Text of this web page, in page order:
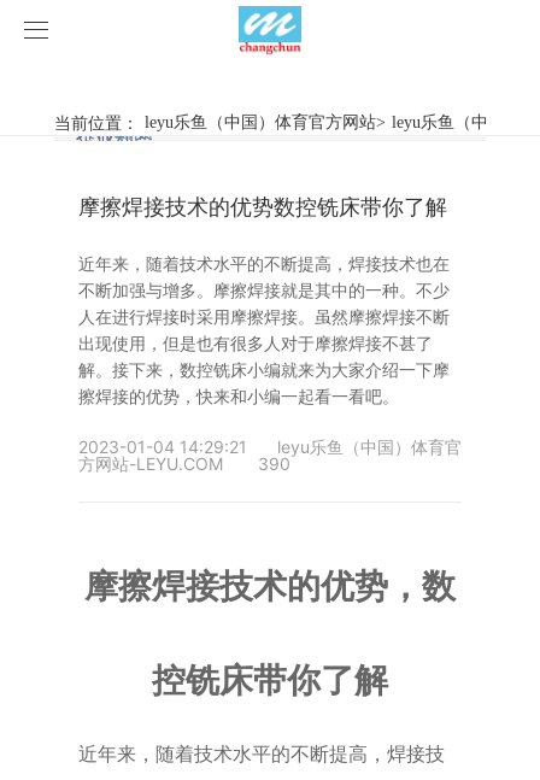
leyu乐鱼（中国）体育官方网站
旋弧焊机
摩擦焊机
惯性摩擦焊机
连续驱动摩擦焊机
数控铣床
普通铣床
其他机床
产品视频
leyu乐鱼（中国）体育官方网站
行业新闻
企业动态
案例展示
客户案例
荣誉资质
关于我们
当前位置： leyu乐鱼（中国）体育官方网站> leyu乐鱼（中国）
行业新闻
企业动态
摩擦焊接技术的优势数控铣床带你了解
近年来，随着技术水平的不断提高，焊接技术也在
不断加强与增多。摩擦焊接就是其中的一种。不少
人在进行焊接时采用摩擦焊接。虽然摩擦焊接不断
出现使用，但是也有很多人对于摩擦焊接不甚了
解。接下来，数控铣床小编就来为大家介绍一下摩
擦焊接的优势，快来和小编一起看一看吧。
2023-01-04 14:29:21
leyu乐鱼（中国）体育官
方网站-LEYU.COM
390
摩擦焊接技术的优势，数
控铣床带你了解
近年来，随着技术水平的不断提高，焊接技